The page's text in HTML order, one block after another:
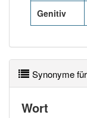
Genitiv
Synonyme
Wort